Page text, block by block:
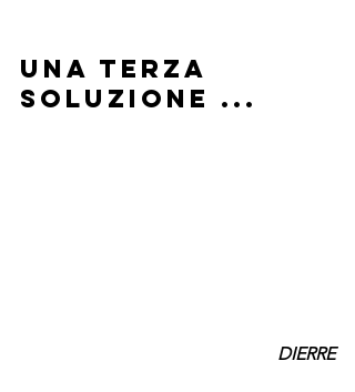
una terza
soluzione ...
DIERRE